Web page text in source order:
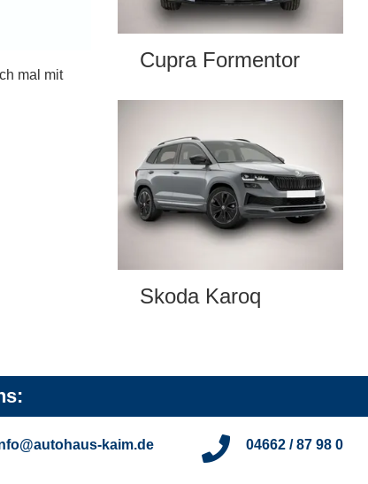
mal mit
Cupra Formentor
Skoda Karoq
kaim.de 04662 / 87 98 0